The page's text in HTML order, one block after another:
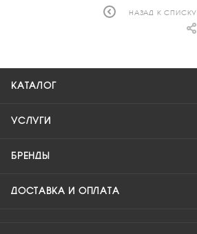
НАЗАД К СПИСКУ
КАТАЛОГ
УСЛУГИ
БРЕНДЫ
ДОСТАВКА И ОПЛАТА